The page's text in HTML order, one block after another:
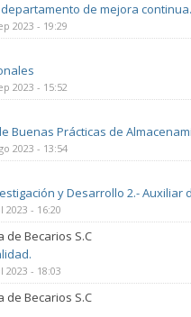
de mejora continua.
2023 - 19:29
2023 - 15:52
Buenas Prácticas de
2023 - 13:54
y Desarrollo 2.-
2023 - 16:20
de Becarios S.C
2023 - 18:03
de Becarios S.C